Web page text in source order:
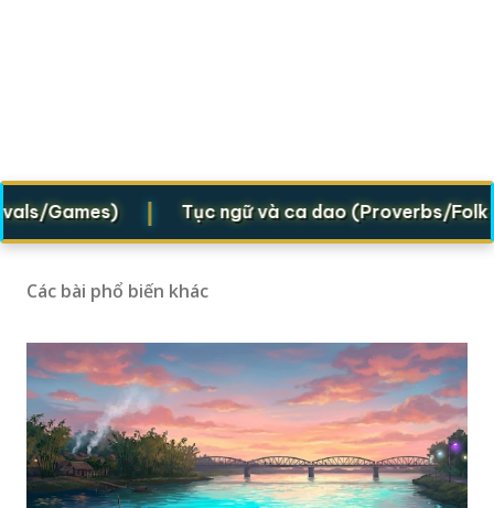
| Tục ngữ và ca dao (Proverbs/Folk
Các bài phổ biến khác